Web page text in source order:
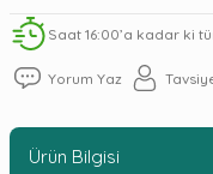
Saat 16:00’a kadar ki
Yorum Yaz
Ürün Bilgisi